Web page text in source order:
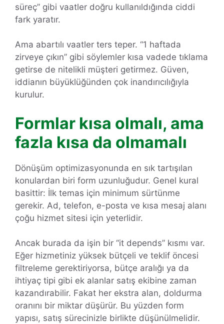
süreç” gibi vaatler doğru kullanıldığında ciddi
fark yaratır.
Ama abartılı vaatler ters teper. “1 haftada
zirveye çıkın” gibi söylemler kısa vadede tıklama
getirse de nitelikli müşteri getirmez. Güven,
iddianın büyüklüğünden çok inandırıcılığıyla
kurulur.
Formlar kısa olmalı, ama
fazla kısa da olmamalı
Dönüşüm optimizasyonunda en sık tartışılan
konulardan biri form uzunluğudur. Genel kural
basittir: İlk temas için minimum sürtünme
gerekir. Ad, telefon, e-posta ve kısa mesaj alanı
çoğu hizmet sitesi için yeterlidir.
Ancak burada da işin bir “it depends” kısmı var.
Eğer hizmetiniz yüksek bütçeli ve teklif öncesi
filtreleme gerektiriyorsa, bütçe aralığı ya da
ihtiyaç tipi gibi ek alanlar satış ekibine zaman
kazandırabilir. Fakat her ekstra alan, doldurma
oranını bir miktar düşürür. Bu yüzden form
yapısı, satış sürecinizle birlikte düşünülmelidir.